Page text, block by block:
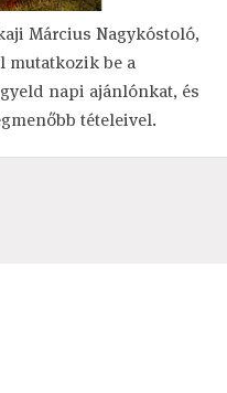
Március Nagykóstoló,
mutatkozik be a
napi ajánlónkat, és
tételeivel.